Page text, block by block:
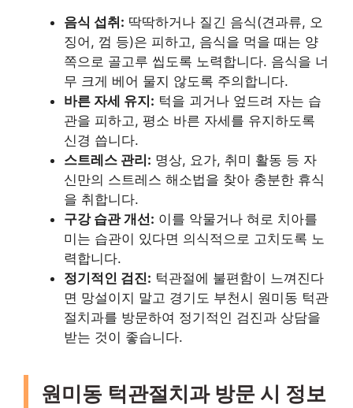
음식 섭취: 딱딱하거나 질긴 음식(견과류, 오
징어, 껌 등)은 피하고, 음식을 먹을 때는 양
쪽으로 골고루 씹도록 노력합니다. 음식을 너
무 크게 베어 물지 않도록 주의합니다.
바른 자세 유지: 턱을 괴거나 엎드려 자는 습
관을 피하고, 평소 바른 자세를 유지하도록
신경 씁니다.
스트레스 관리: 명상, 요가, 취미 활동 등 자
신만의 스트레스 해소법을 찾아 충분한 휴식
을 취합니다.
구강 습관 개선: 이를 악물거나 혀로 치아를
미는 습관이 있다면 의식적으로 고치도록 노
력합니다.
정기적인 검진: 턱관절에 불편함이 느껴진다
면 망설이지 말고 경기도 부천시 원미동 턱관
절치과를 방문하여 정기적인 검진과 상담을
받는 것이 좋습니다.
원미동 턱관절치과 방문 시 정보